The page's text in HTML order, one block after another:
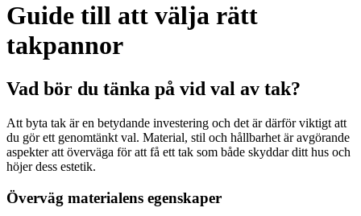
Guide till att välja rätt
takpannor
Vad bör du tänka på vid val av tak?
Att byta tak är en betydande investering och det är därför viktigt att
du gör ett genomtänkt val. Material, stil och hållbarhet är avgörande
aspekter att överväga för att få ett tak som både skyddar ditt hus och
höjer dess estetik.
Överväg materialens egenskaper